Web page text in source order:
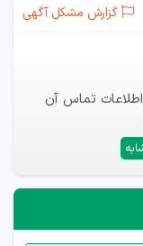
گزارش مشکل آگهی
تماس آن